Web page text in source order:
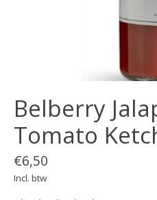
Belberry
Tomato
€6,50
Incl. btw